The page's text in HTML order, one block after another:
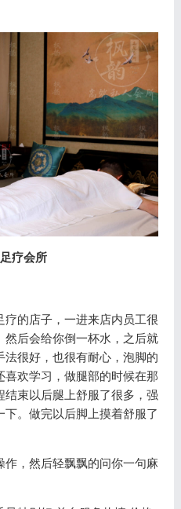
的店子，一进来店内员工很
后会给你倒一杯水，之后就
很好，也很有耐心，泡脚的
欢学习，做腿部的时候在那
束以后腿上舒服了很多，强
。做完以后脚上摸着舒服了
，然后轻飘飘的问你一句麻